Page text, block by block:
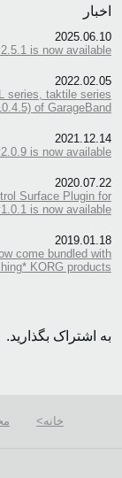
اخبار
2025.06.10
is now available!
2022.02.05
series, taktile series
of GarageBand.
2021.12.14
is now available!
2020.07.22
Surface Plugin for
is now available!
2019.01.18
come bundled with
KORG products!
به اشتراک بگذارید.
خانه